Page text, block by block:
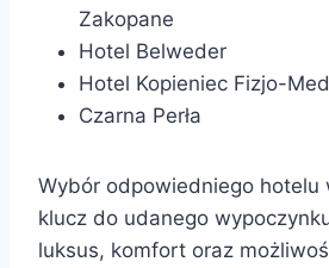
Zakopane
Hotel Belweder
Hotel Kopieniec Fizjo-
Czarna Perła
Wybór odpowiedniego hotelu
klucz do udanego
luksus, komfort oraz